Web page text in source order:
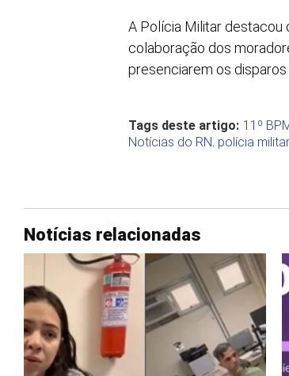
A Polícia Militar destacou
colaboração dos
presenciarem os
Tags deste artigo: 11º
Notícias do RN, polícia militar
Notícias relacionadas